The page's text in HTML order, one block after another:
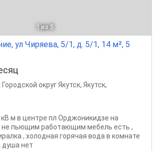
1 из 5
ул Чиряева, 5/1, д. 5/1, 14 м², 5
Городской округ Якутск, Якутск,
м в центре пл Орджоникидзе на
не пьющим работающим мебель есть ,
, холодная горячая вода в комнате
душа нет